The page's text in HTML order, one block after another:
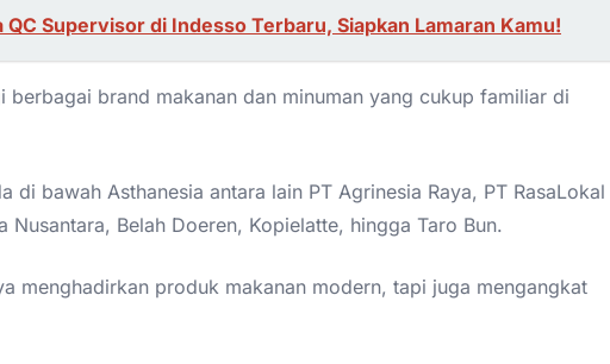
QC Supervisor di Indesso Terbaru, Siapkan Lamaran Kamu!
berbagai brand makanan dan minuman yang cukup familiar di
di bawah Asthanesia antara lain PT Agrinesia Raya, PT RasaLokal
Nusantara, Belah Doeren, Kopielatte, hingga Taro Bun.
menghadirkan produk makanan modern, tapi juga mengangkat